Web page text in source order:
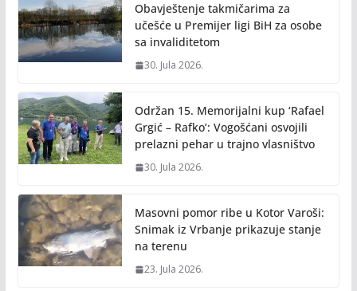
Obavještenje takmičarima za
učešće u Premijer ligi BiH za osobe
sa invaliditetom
30. Jula 2026.
Održan 15. Memorijalni kup ‘Rafael
Grgić – Rafko’: Vogošćani osvojili
prelazni pehar u trajno vlasništvo
30. Jula 2026.
Masovni pomor ribe u Kotor Varoši:
Snimak iz Vrbanje prikazuje stanje
na terenu
23. Jula 2026.